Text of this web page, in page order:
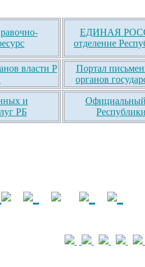
ЕДИНАЯ
отделение
власти Р
Портал
органов
и
РБ
Официальный